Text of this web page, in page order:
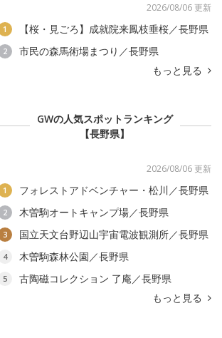
2026/08/06 更新
1 【桜・見ごろ】成就院来鳳枝垂桜／長野県
2
市民の森馬術場まつり／長野県
もっと見る
GWの人気スポットランキング
【長野県】
2026/08/06 更新
1 フォレストアドベンチャー・松川／長野県
2 木曽駒オートキャンプ場／長野県
3 国立天文台野辺山宇宙電波観測所／長野県
4 木曽駒森林公園／長野県
5
古陶磁コレクション 了庵／長野県
もっと見る